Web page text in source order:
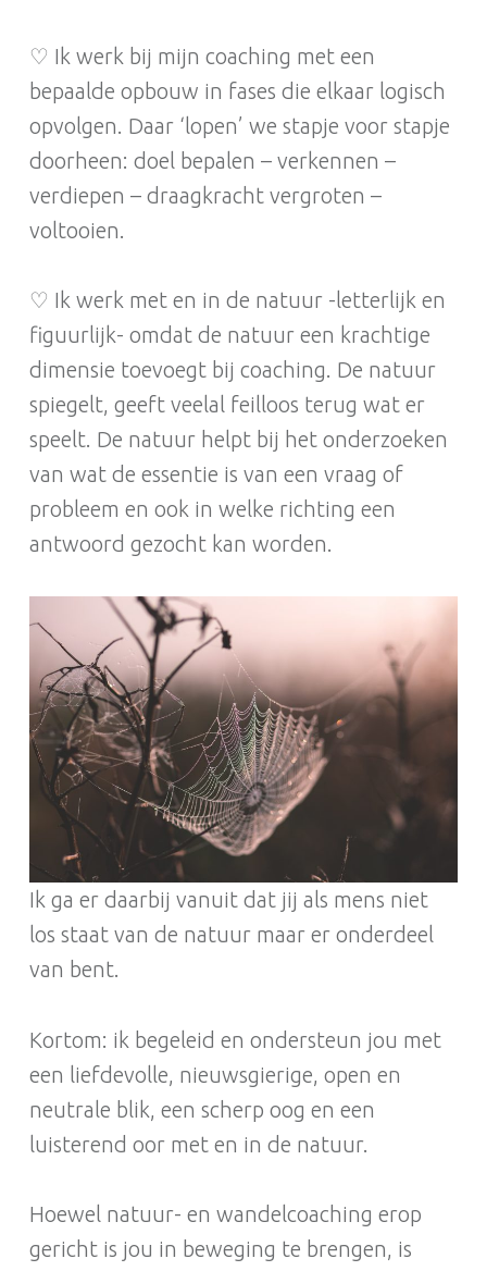
♡ Ik werk bij mijn coaching met een
bepaalde opbouw in fases die elkaar logisch
opvolgen. Daar ‘lopen’ we stapje voor stapje
doorheen: doel bepalen – verkennen –
verdiepen – draagkracht vergroten –
voltooien.
♡ Ik werk met en in de natuur -letterlijk en
figuurlijk- omdat de natuur een krachtige
dimensie toevoegt bij coaching. De natuur
spiegelt, geeft veelal feilloos terug wat er
speelt. De natuur helpt bij het onderzoeken
van wat de essentie is van een vraag of
probleem en ook in welke richting een
antwoord gezocht kan worden.
Ik ga er daarbij vanuit dat jij als mens niet
los staat van de natuur maar er onderdeel
van bent.
Kortom: ik begeleid en ondersteun jou met
een liefdevolle, nieuwsgierige, open en
neutrale blik, een scherp oog en een
luisterend oor met en in de natuur.
Hoewel natuur- en wandelcoaching erop
gericht is jou in beweging te brengen, is